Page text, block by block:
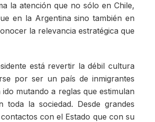
la atención que no sólo en Chile,
en la Argentina sino también en
la relevancia estratégica que
está revertir la débil cultura
por ser un país de inmigrantes
mutando a reglas que estimulan
la sociedad. Desde grandes
con el Estado que con su